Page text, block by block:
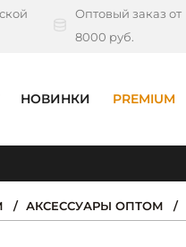
Оптовый заказ от
8000 руб.
НОВИНКИ PREMIUM
АКСЕССУАРЫ ОПТОМ